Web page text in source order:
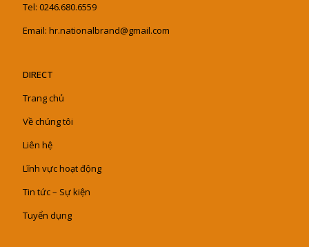
Tel: 0246.680.6559
Email: hr.nationalbrand@gmail.com
DIRECT
Trang chủ
Về chúng tôi
Liên hệ
Lĩnh vực hoạt động
Tin tức – Sự kiện
Tuyển dụng